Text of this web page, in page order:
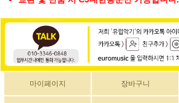
마이페이지 장바구니